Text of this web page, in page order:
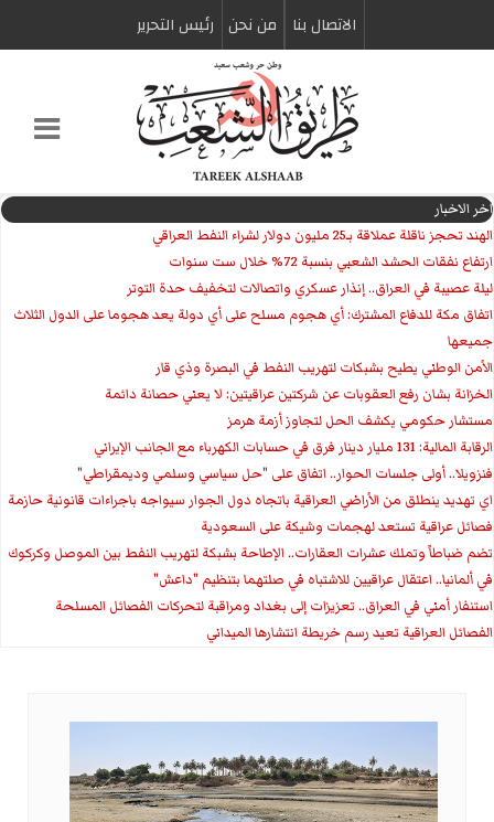
الاتصال بنا من نحن رئیس التحریر
اخر الاخبار
الهند تحجز ناقلة عملاقة بـ25 مليون دولار لشراء النفط العراقي
ارتفاع نفقات الحشد الشعبي بنسبة 72% خلال ست سنوات
ليلة عصيبة في العراق.. إنذار عسكري واتصالات لتخفيف حدة التوتر
‏اتفاق مكة للدفاع المشترك: أي هجوم مسلح على أي دولة يعد هجوما على الدول الثلاث
جميعها
الأمن الوطني يطيح بشبكات لتهريب النفط في البصرة وذي قار
الخزانة بشان رفع العقوبات عن شركتين عراقيتين: لا يعني حصانة دائمة
مستشار حكومي يكشف الحل لتجاوز أزمة هرمز
الرقابة المالية: 131 مليار دينار فرق في حسابات الكهرباء مع الجانب الإيراني
فنزويلا.. أولى جلسات الحوار.. اتفاق على "حل سياسي وسلمي وديمقراطي"
اي تهديد ينطلق من الأراضي العراقية باتجاه دول الجوار سيواجه باجراءات قانونية حازمة
فصائل عراقية تستعد لهجمات وشيكة على السعودية
تضم ضباطاً وتملك عشرات العقارات.. الإطاحة بشبكة لتهريب النفط بين الموصل وكركوك
في ألمانيا.. اعتقال عراقيين للاشتباه في صلتهما بتنظيم "داعش"
استنفار أمني في العراق.. تعزيزات إلى بغداد ومراقبة لتحركات الفصائل المسلحة
الفصائل العراقية تعيد رسم خريطة انتشارها الميداني